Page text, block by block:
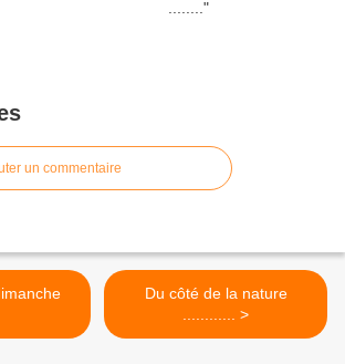
un commentaire
Du côté de la nature
............ >